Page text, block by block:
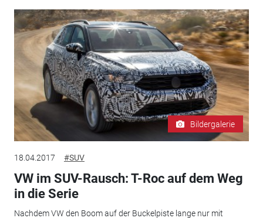
Bildergalerie
18.04.2017 #SUV
VW im SUV-Rausch: T-Roc auf dem Weg
in die Serie
Nachdem VW den Boom auf der Buckelpiste lange nur mit